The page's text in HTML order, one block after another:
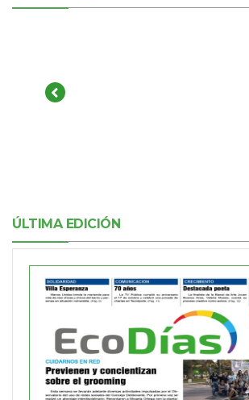
ÚLTIMA EDICIÓN